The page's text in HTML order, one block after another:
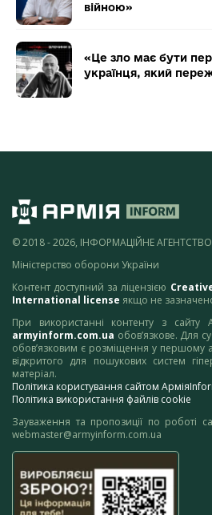
війною»
«Це зло має бути
українця, який
© 2018 - 2026, ІНФОРМАЦІЙНЕ
Міністерство оборони України
Контент доступний за ліцензією
International license якщо не
При використанні контенту з сайту
armyinform.com.ua обов’язкове. Для
обов’язковим є розміщення у першому
відкритого для пошукових систем
матеріал.
Політика користування сайтом
Політика використання файлів cookie
Зауваження та пропозиції по роботі
webmaster@armyinform.com.ua